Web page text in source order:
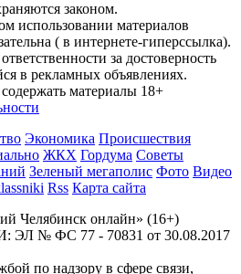
законом.
использовании материалов
( в интернете-гиперссылка).
за достоверность
в рекламных объявлениях.
материалы 18+
Экономика Происшествия
ЖКХ Гордума Советы
Зеленый мегаполис Фото Видео
Rss Карта сайта
Челябинск онлайн» (16+)
ЭЛ № ФС 77 - 70831 от 30.08.2017
по надзору в сфере связи,